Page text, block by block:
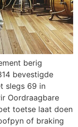
berig
bevestigde
slegs 69 in
Oordraagbare
toetse laat doen
of braking